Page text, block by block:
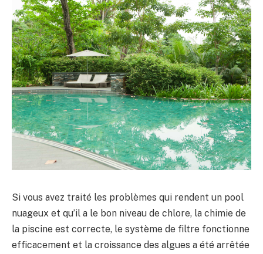
Si vous avez traité les problèmes qui rendent un pool
nuageux et qu’il a le bon niveau de chlore, la chimie de
la piscine est correcte, le système de filtre fonctionne
efficacement et la croissance des algues a été arrêtée